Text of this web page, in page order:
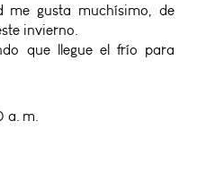
me gusta muchísimo, de
invierno.
que llegue el frío para
a. m.